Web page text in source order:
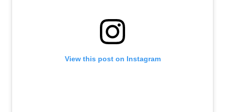
View this post on Instagram